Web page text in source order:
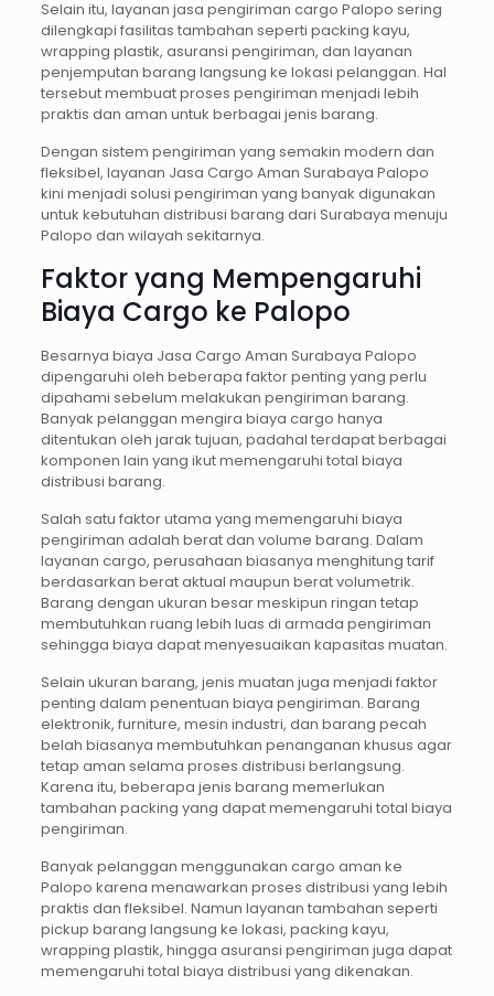
Selain itu, layanan jasa pengiriman cargo Palopo sering
dilengkapi fasilitas tambahan seperti packing kayu,
wrapping plastik, asuransi pengiriman, dan layanan
penjemputan barang langsung ke lokasi pelanggan. Hal
tersebut membuat proses pengiriman menjadi lebih
praktis dan aman untuk berbagai jenis barang.
Dengan sistem pengiriman yang semakin modern dan
fleksibel, layanan Jasa Cargo Aman Surabaya Palopo
kini menjadi solusi pengiriman yang banyak digunakan
untuk kebutuhan distribusi barang dari Surabaya menuju
Palopo dan wilayah sekitarnya.
Faktor yang Mempengaruhi
Biaya Cargo ke Palopo
Besarnya biaya Jasa Cargo Aman Surabaya Palopo
dipengaruhi oleh beberapa faktor penting yang perlu
dipahami sebelum melakukan pengiriman barang.
Banyak pelanggan mengira biaya cargo hanya
ditentukan oleh jarak tujuan, padahal terdapat berbagai
komponen lain yang ikut memengaruhi total biaya
distribusi barang.
Salah satu faktor utama yang memengaruhi biaya
pengiriman adalah berat dan volume barang. Dalam
layanan cargo, perusahaan biasanya menghitung tarif
berdasarkan berat aktual maupun berat volumetrik.
Barang dengan ukuran besar meskipun ringan tetap
membutuhkan ruang lebih luas di armada pengiriman
sehingga biaya dapat menyesuaikan kapasitas muatan.
Selain ukuran barang, jenis muatan juga menjadi faktor
penting dalam penentuan biaya pengiriman. Barang
elektronik, furniture, mesin industri, dan barang pecah
belah biasanya membutuhkan penanganan khusus agar
tetap aman selama proses distribusi berlangsung.
Karena itu, beberapa jenis barang memerlukan
tambahan packing yang dapat memengaruhi total biaya
pengiriman.
Banyak pelanggan menggunakan cargo aman ke
Palopo karena menawarkan proses distribusi yang lebih
praktis dan fleksibel. Namun layanan tambahan seperti
pickup barang langsung ke lokasi, packing kayu,
wrapping plastik, hingga asuransi pengiriman juga dapat
memengaruhi total biaya distribusi yang dikenakan.